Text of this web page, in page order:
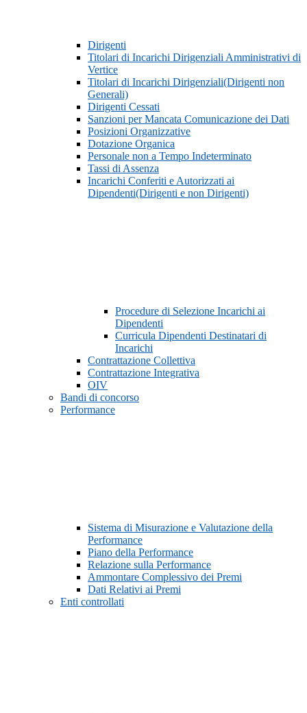
Dirigenti
Titolari di Incarichi Dirigenziali Amministrativi di
Vertice
Titolari di Incarichi Dirigenziali(Dirigenti non
Generali)
Dirigenti Cessati
Sanzioni per Mancata Comunicazione dei Dati
Posizioni Organizzative
Dotazione Organica
Personale non a Tempo Indeterminato
Tassi di Assenza
Incarichi Conferiti e Autorizzati ai
Dipendenti(Dirigenti e non Dirigenti)
Procedure di Selezione Incarichi ai
Dipendenti
Curricula Dipendenti Destinatari di
Incarichi
Contrattazione Collettiva
Contrattazione Integrativa
OIV
Bandi di concorso
Performance
Sistema di Misurazione e Valutazione della
Performance
Piano della Performance
Relazione sulla Performance
Ammontare Complessivo dei Premi
Dati Relativi ai Premi
Enti controllati